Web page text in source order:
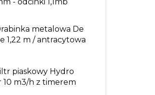
metalowa De
1,22 m / antracytowa
piaskowy Hydro
10 m3/h z timerem